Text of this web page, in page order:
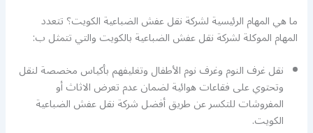
ما هي المهام الرئيسية لشركة نقل عفش الضباعية الكويت؟ تتعدد
المهام الموكلة لشركة نقل عفش الضباعية بالكويت والتي تتمثل ب:
نقل غرف النوم وغرف نوم الأطفال وتغليفهم بأكياس مخصصة لنقل
وتحتوي على فقاعات هوائية لضمان عدم تعرض الاثاث أو
المفروشات للتكسر عن طريق أفضل شركة نقل عفش الضباعية
الكويت.